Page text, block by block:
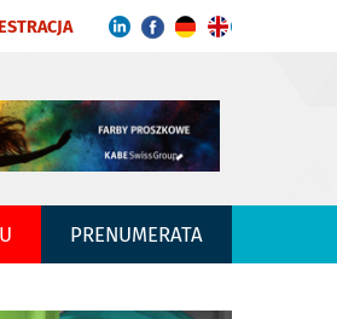
PRENUMERATA